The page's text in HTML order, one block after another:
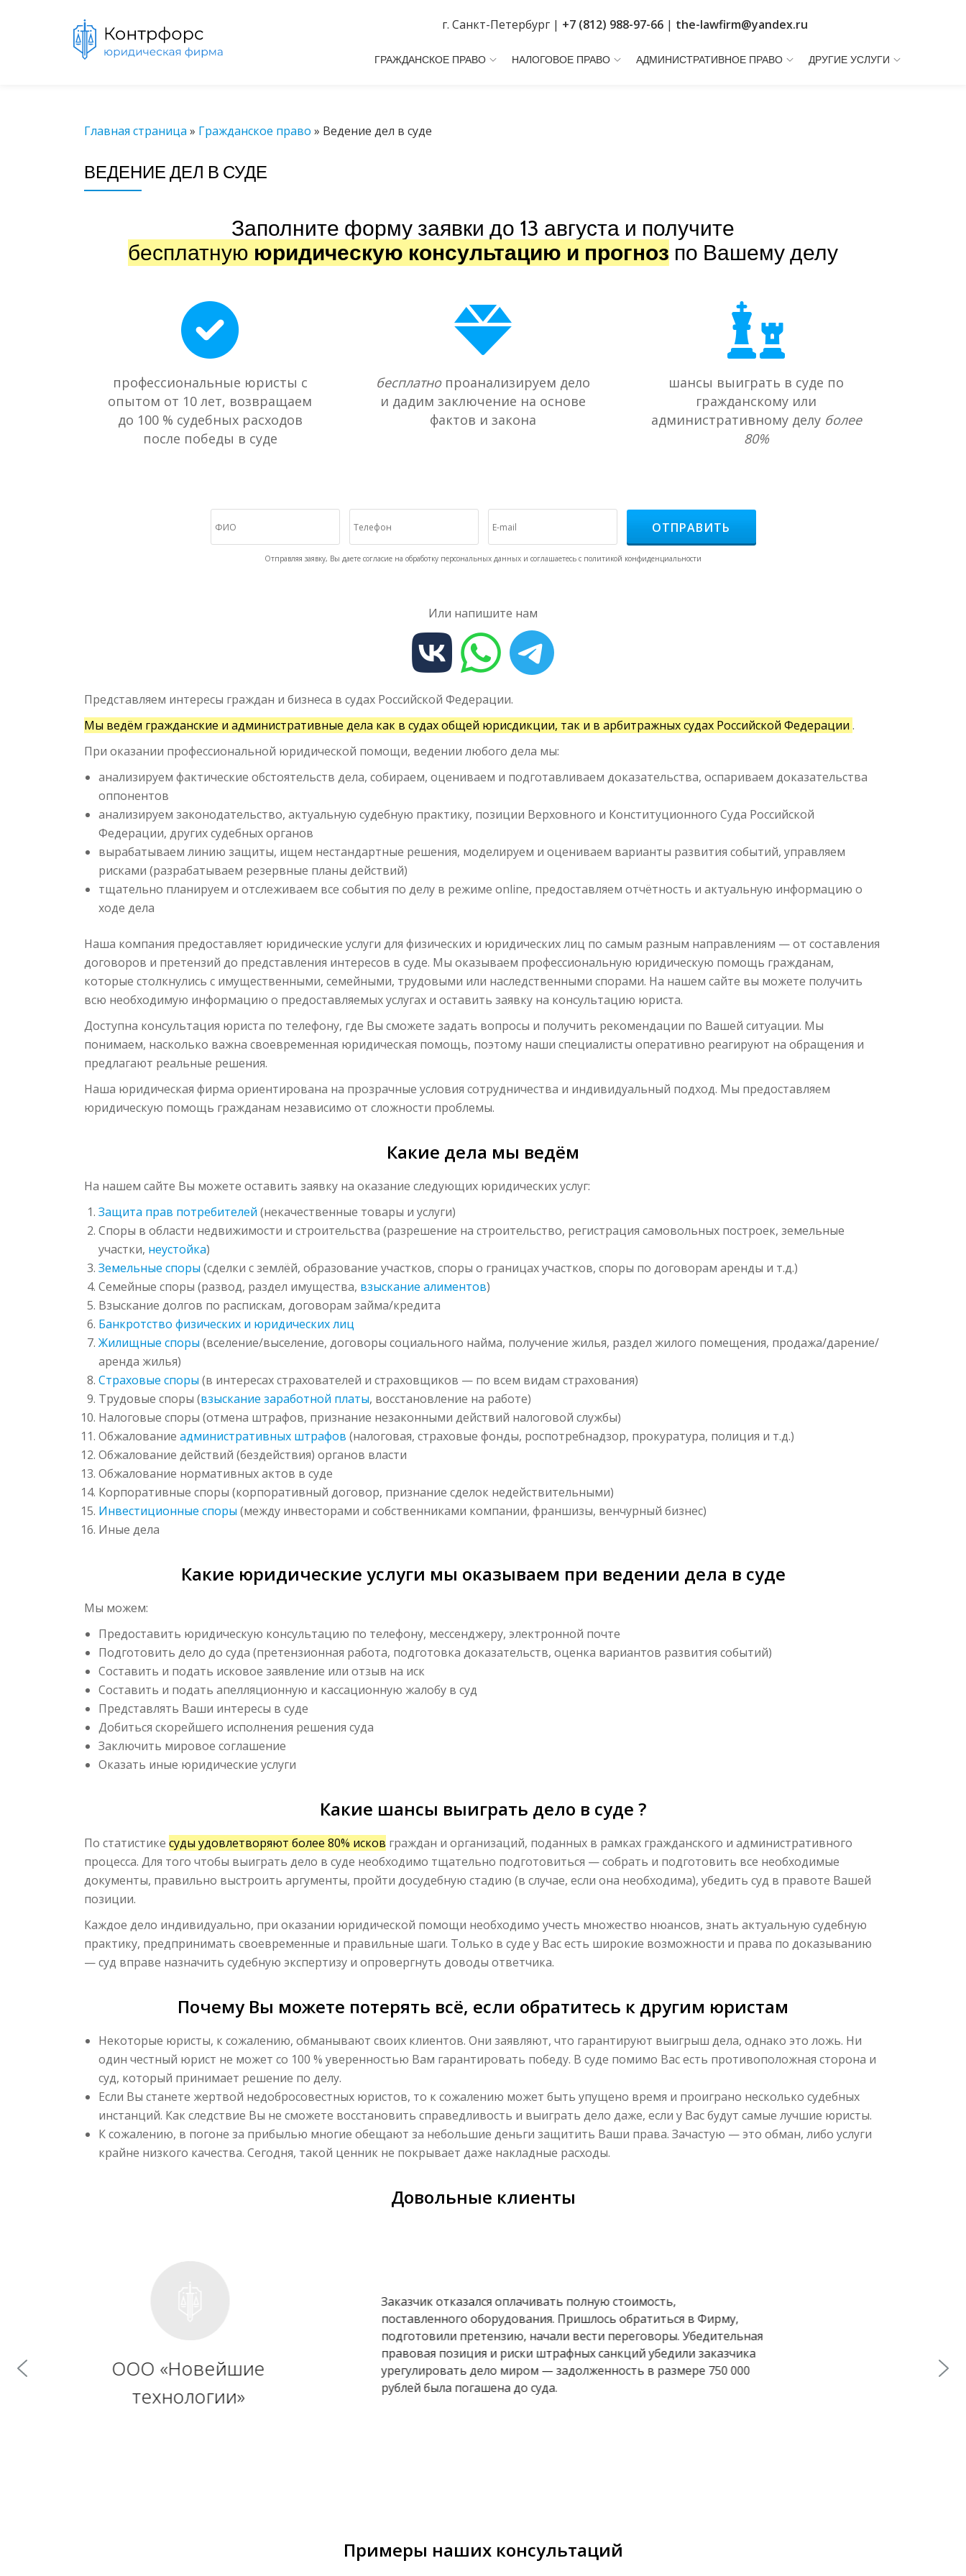
г. Санкт-Петербург | +7 (812) 988-97-66 | the-lawfirm@yandex.ru
ГРАЖДАНСКОЕ ПРАВО НАЛОГОВОЕ ПРАВО АДМИНИСТРАТИВНОЕ ПРАВО ДРУГИЕ УСЛУГИ
Главная страница » Гражданское право » Ведение дел в суде
ВЕДЕНИЕ ДЕЛ В СУДЕ
Заполните форму заявки до 13 августа и получите
бесплатную юридическую консультацию и прогноз по Вашему делу
профессиональные юристы с
опытом от 10 лет, возвращаем
до 100 % судебных расходов
после победы в суде
бесплатнопроанализируем дело
и дадим заключение на основе
фактов и закона
шансы выиграть в суде по
гражданскому или
административному делу более
80%
ОТПРАВИТЬ
Отправляя заявку, Вы даете согласие на обработку персональных данных и соглашаетесь c политикой конфиденциальности
Или напишите нам
Представляем интересы граждан и бизнеса в судах Российской Федерации.
Мы ведём гражданские и административные дела как в судах общей юрисдикции, так и в арбитражных судах Российской Федерации .
При оказании профессиональной юридической помощи, ведении любого дела мы:
анализируем фактические обстоятельств дела, собираем, оцениваем и подготавливаем доказательства, оспариваем доказательства
оппонентов
анализируем законодательство, актуальную судебную практику, позиции Верховного и Конституционного Суда Российской
Федерации, других судебных органов
вырабатываем линию защиты, ищем нестандартные решения, моделируем и оцениваем варианты развития событий, управляем
рисками (разрабатываем резервные планы действий)
тщательно планируем и отслеживаем все события по делу в режиме online, предоставляем отчётность и актуальную информацию о
ходе дела
Наша компания предоставляет юридические услуги для физических и юридических лиц по самым разным направлениям — от составления
договоров и претензий до представления интересов в суде. Мы оказываем профессиональную юридическую помощь гражданам,
которые столкнулись с имущественными, семейными, трудовыми или наследственными спорами. На нашем сайте вы можете получить
всю необходимую информацию о предоставляемых услугах и оставить заявку на консультацию юриста.
Доступна консультация юриста по телефону, где Вы сможете задать вопросы и получить рекомендации по Вашей ситуации. Мы
понимаем, насколько важна своевременная юридическая помощь, поэтому наши специалисты оперативно реагируют на обращения и
предлагают реальные решения.
Наша юридическая фирма ориентирована на прозрачные условия сотрудничества и индивидуальный подход. Мы предоставляем
юридическую помощь гражданам независимо от сложности проблемы.
Какие дела мы ведём
На нашем сайте Вы можете оставить заявку на оказание следующих юридических услуг:
Защита прав потребителей (некачественные товары и услуги)
Споры в области недвижимости и строительства (разрешение на строительство, регистрация самовольных построек, земельные
участки, неустойка)
Земельные споры (сделки с землёй, образование участков, споры о границах участков, споры по договорам аренды и т.д.)
Семейные споры (развод, раздел имущества, взыскание алиментов)
Взыскание долгов по распискам, договорам займа/кредита
Банкротство физических и юридических лиц
Жилищные споры (вселение/выселение, договоры социального найма, получение жилья, раздел жилого помещения, продажа/дарение/
аренда жилья)
Страховые споры (в интересах страхователей и страховщиков — по всем видам страхования)
Трудовые споры (взыскание заработной платы, восстановление на работе)
Налоговые споры (отмена штрафов, признание незаконными действий налоговой службы)
Обжалование административных штрафов (налоговая, страховые фонды, роспотребнадзор, прокуратура, полиция и т.д.)
Обжалование действий (бездействия) органов власти
Обжалование нормативных актов в суде
Корпоративные споры (корпоративный договор, признание сделок недействительными)
Инвестиционные споры (между инвесторами и собственниками компании, франшизы, венчурный бизнес)
Иные дела
Какие юридические услуги мы оказываем при ведении дела в суде
Мы можем:
Предоставить юридическую консультацию по телефону, мессенджеру, электронной почте
Подготовить дело до суда (претензионная работа, подготовка доказательств, оценка вариантов развития событий)
Составить и подать исковое заявление или отзыв на иск
Составить и подать апелляционную и кассационную жалобу в суд
Представлять Ваши интересы в суде
Добиться скорейшего исполнения решения суда
Заключить мировое соглашение
Оказать иные юридические услуги
Какие шансы выиграть дело в суде ?
По статистике суды удовлетворяют более 80% исков граждан и организаций, поданных в рамках гражданского и административного
процесса. Для того чтобы выиграть дело в суде необходимо тщательно подготовиться — собрать и подготовить все необходимые
документы, правильно выстроить аргументы, пройти досудебную стадию (в случае, если она необходима), убедить суд в правоте Вашей
позиции.
Каждое дело индивидуально, при оказании юридической помощи необходимо учесть множество нюансов, знать актуальную судебную
практику, предпринимать своевременные и правильные шаги. Только в суде у Вас есть широкие возможности и права по доказыванию
— суд вправе назначить судебную экспертизу и опровергнуть доводы ответчика.
Почему Вы можете потерять всё, если обратитесь к другим юристам
Некоторые юристы, к сожалению, обманывают своих клиентов. Они заявляют, что гарантируют выигрыш дела, однако это ложь. Ни
один честный юрист не может со 100 % уверенностью Вам гарантировать победу. В суде помимо Вас есть противоположная сторона и
суд, который принимает решение по делу.
Если Вы станете жертвой недобросовестных юристов, то к сожалению может быть упущено время и проиграно несколько судебных
инстанций. Как следствие Вы не сможете восстановить справедливость и выиграть дело даже, если у Вас будут самые лучшие юристы.
К сожалению, в погоне за прибылью многие обещают за небольшие деньги защитить Ваши права. Зачастую — это обман, либо услуги
крайне низкого качества. Сегодня, такой ценник не покрывает даже накладные расходы.
Довольные клиенты
Смородинов Александр
Иванович
Застройщик просрочил сдачу квартиры на 6 месяцев. Обратились
в Фирму, была подготовлена претензия, затем подали иск в суд. В
итоге удалось взыскать 70 % от заявленного размера исковых
требований. Взыскали 650 000 рублей (неустойка, штраф,
компенсация морального вреда).
Примеры наших консультаций